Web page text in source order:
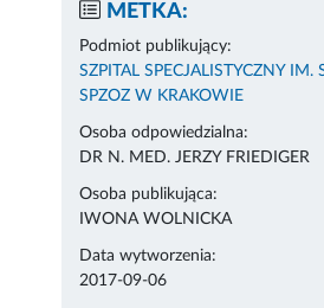
METKA:
Podmiot publikujący:
SZPITAL SPECJALISTYCZNY IM.
SPZOZ W KRAKOWIE
Osoba odpowiedzialna:
DR N. MED. JERZY FRIEDIGER
Osoba publikująca:
IWONA WOLNICKA
Data wytworzenia:
2017-09-06